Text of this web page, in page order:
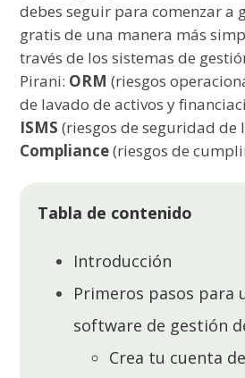
debes seguir para comenzar a
gratis de una manera más
través de los sistemas de
Pirani: ORM (riesgos
de lavado de activos y
ISMS (riesgos de seguridad de
Compliance(riesgos de
Tabla de contenido
Introducción
Primeros pasos para
software de gestión
Crea tu cuenta